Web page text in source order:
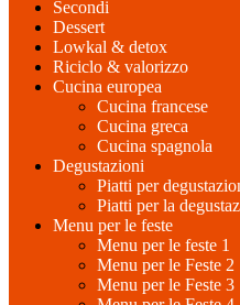
Secondi
Dessert
Lowkal & detox
Riciclo & valorizzo
Cucina europea
Cucina francese
Cucina greca
Cucina spagnola
Degustazioni
Piatti per
Piatti per la
Menu per le feste
Menu per le feste 1
Menu per le Feste 2
Menu per le Feste 3